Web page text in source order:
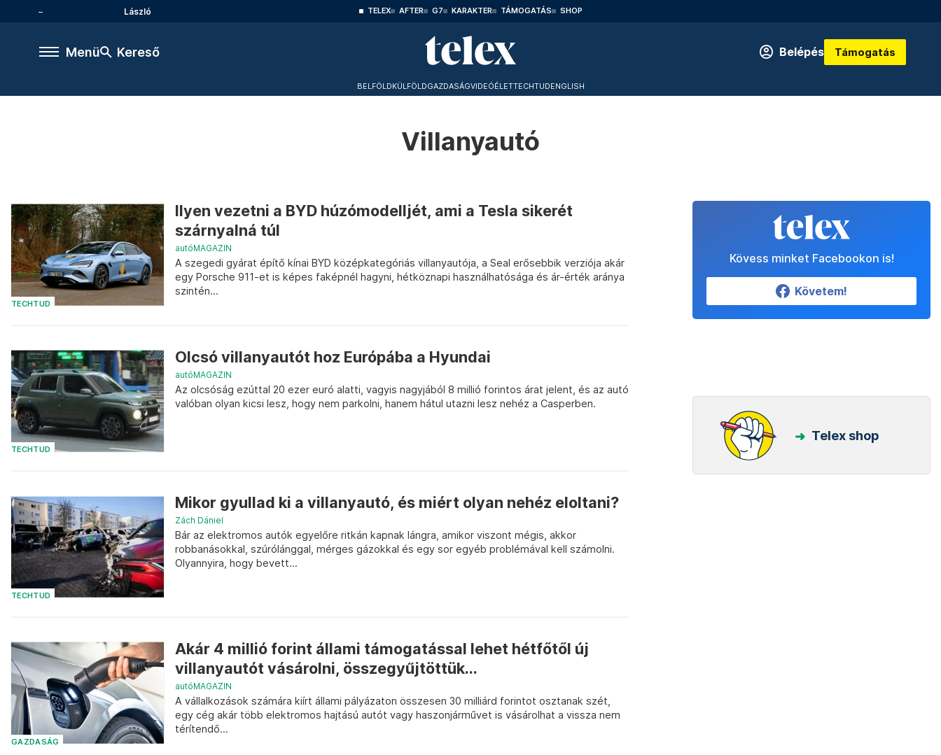
László TELEX AFTER G7 KARAKTER TÁMOGATÁS SHOP
Menü Kereső Belépés Támogatás
BELFÖLDKÜLFÖLDGAZDASÁGVIDEÓÉLETTECHTUDENGLISH
Villanyautó
TECHTUD
Ilyen vezetni a BYD húzómodelljét, ami a Tesla sikerét
szárnyalná túl
autóMAGAZIN
A szegedi gyárat építő kínai BYD középkategóriás villanyautója, a Seal erősebbik verziója akár
egy Porsche 911-et is képes faképnél hagyni, hétköznapi használhatósága és ár-érték aránya
szintén...
TECHTUD
Olcsó villanyautót hoz Európába a Hyundai
autóMAGAZIN
Az olcsóság ezúttal 20 ezer euró alatti, vagyis nagyjából 8 millió forintos árat jelent, és az autó
valóban olyan kicsi lesz, hogy nem parkolni, hanem hátul utazni lesz nehéz a Casperben.
TECHTUD
Mikor gyullad ki a villanyautó, és miért olyan nehéz eloltani?
Zách Dániel
Bár az elektromos autók egyelőre ritkán kapnak lángra, amikor viszont mégis, akkor
robbanásokkal, szúrólánggal, mérges gázokkal és egy sor egyéb problémával kell számolni.
Olyannyira, hogy bevett...
GAZDASÁG
Akár 4 millió forint állami támogatással lehet hétfőtől új
villanyautót vásárolni, összegyűjtöttük...
autóMAGAZIN
A vállalkozások számára kiírt állami pályázaton összesen 30 milliárd forintot osztanak szét,
egy cég akár több elektromos hajtású autót vagy haszonjárművet is vásárolhat a vissza nem
térítendő...
Kövess minket Facebookon is!
Követem!
Telex shop